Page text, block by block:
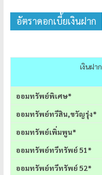
อัตราดอกเบี้ยเงินฝาก
เงินฝาก
ออมทรัพย์พิเศษ*
ออมทรัพย์ทวีสิน,ขวัญรุ่ง*
ออมทรัพย์เพิ่มพูน*
ออมทรัพย์ทวีทรัพย์ 51*
ออมทรัพย์ทวีทรัพย์ 52*